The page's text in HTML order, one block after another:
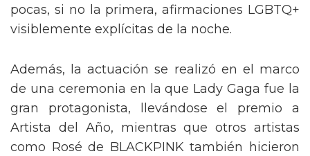
pocas, si no la primera, afirmaciones LGBTQ+
visiblemente explícitas de la noche.
Además, la actuación se realizó en el marco
de una ceremonia en la que Lady Gaga fue la
gran protagonista, llevándose el premio a
Artista del Año, mientras que otros artistas
como Rosé de BLACKPINK también hicieron